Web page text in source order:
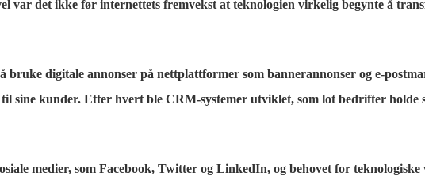
var det ikke før internettets fremvekst at teknologien virkelig begynte å
bruke digitale annonser på nettplattformer som bannerannonser og e-
sine kunder. Etter hvert ble CRM-systemer utviklet, som lot bedrifter holde
medier, som Facebook, Twitter og LinkedIn, og behovet for